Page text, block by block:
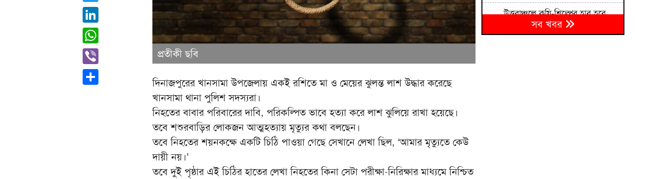
LinkedIn
WhatsApp
Viber
Share
প্রতীকী ছবি
দিনাজপুরের খানসামা উপজেলায় একই রশিতে মা ও মেয়ের ঝুলন্ত লাশ উদ্ধার করেছে
খানসামা থানা পুলিশ সদস্যরা।
নিহতের বাবার পরিবারের দাবি, পরিকল্পিত ভাবে হত্যা করে লাশ ঝুলিয়ে রাখা হয়েছে।
তবে শশুরবাড়ির লোকজন আত্মহত্যায় মৃত্যুর কথা বলছেন।
তবে নিহতের শয়নকক্ষে একটি চিঠি পাওয়া গেছে সেখানে লেখা ছিল, ‘আমার মৃত্যুতে কেউ
দায়ী নয়।’
তবে দুই পৃষ্ঠার এই চিঠির হাতের লেখা নিহতের কিনা সেটা পরীক্ষা-নিরিক্ষার মাধ্যমে নিশ্চিত
৫ উত্তরাঞ্চলে কৃষি-শিল্পের হাব হবে
বগুড়া, ৪০০ একরের শিল্পপার্ক
সব খবর